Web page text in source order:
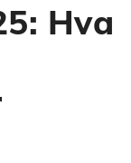
Hva